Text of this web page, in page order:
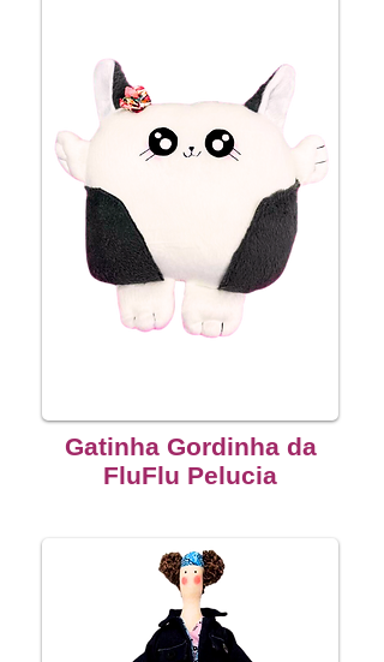
Gatinha Gordinha da
FluFlu Pelucia